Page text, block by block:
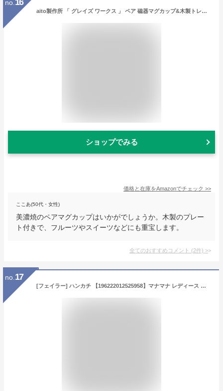
no.
aito製作所 「 グレイズ ワークス 」 ペア 磁器マグカップ&木製トレー セット 350ml 美濃焼 日本製 266765
ショップでみる
価格と在庫をAmazonでチェック >>
ここあ(50代・女性)
美濃焼のペアマグカップはいかがでしょうか。木製のプレー
ト付きで、フルーツやスイーツなどにも重宝します。
全てのおすすめコメント (2件) >
no. 17
[フェイラー] ハンカチ 【196222012525958】マナマナ レディース ブルー FREE